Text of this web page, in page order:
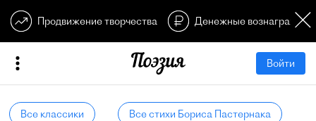
Продвижение творчества Денежные
Войти
Все классики Все стихи Бориса Пастернака